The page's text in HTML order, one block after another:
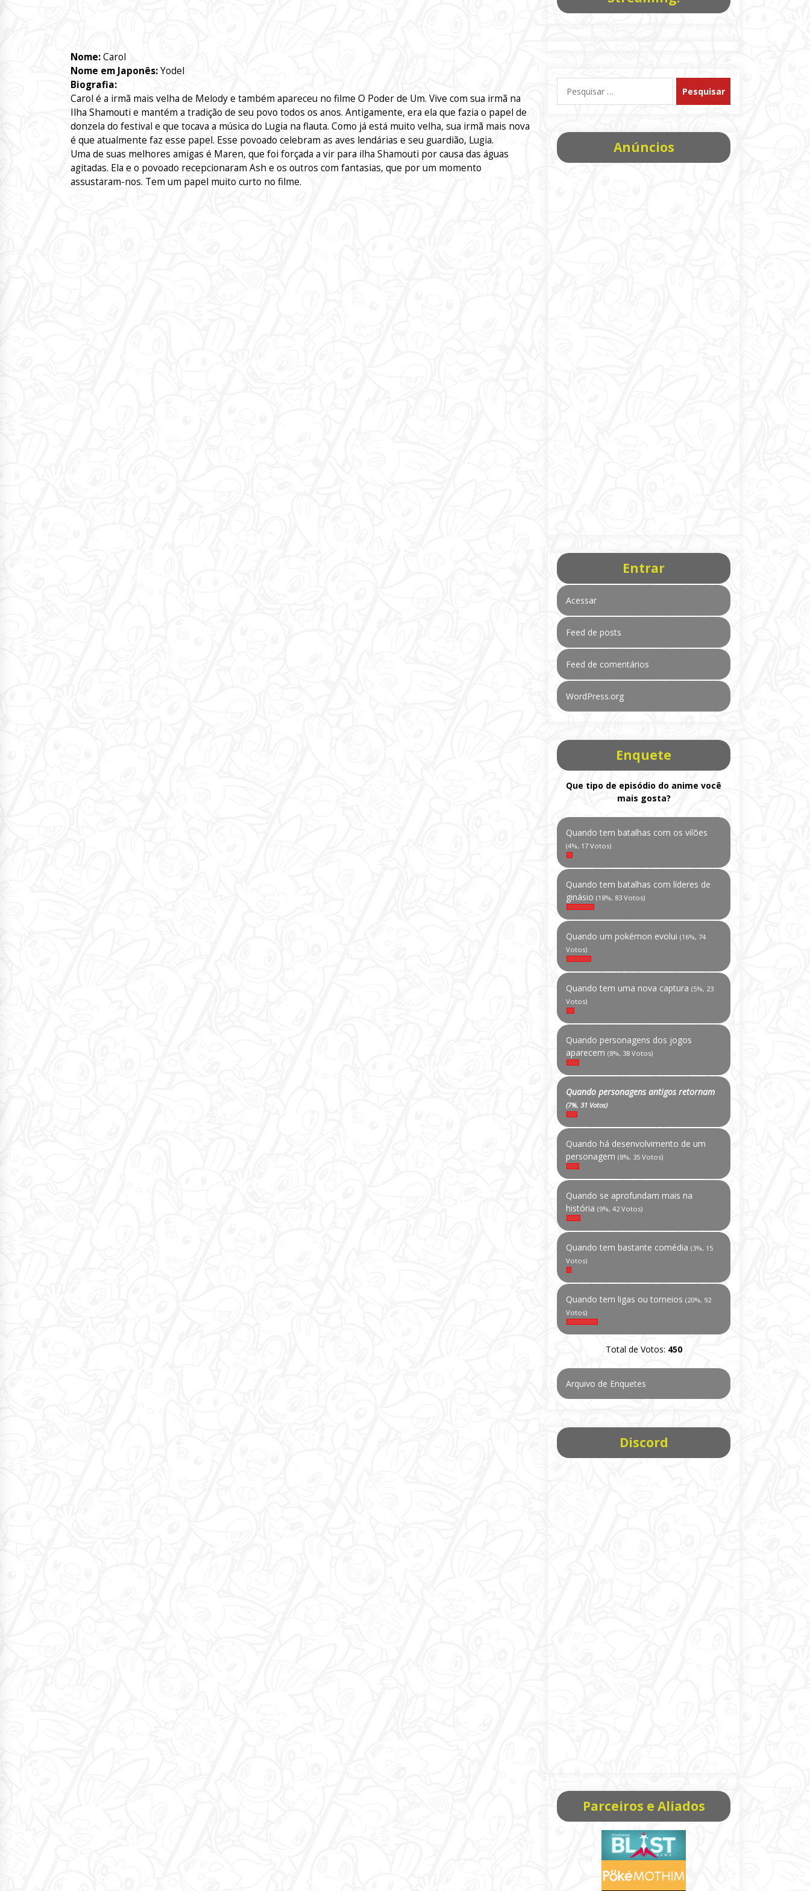
Nome:Carol
Nome em Japonês:Yodel
Biografia:
Carol é a irmã mais velha de Melody e também apareceu no filme O Poder de Um. Vive com sua irmã na
Ilha Shamouti e mantém a tradição de seu povo todos os anos. Antigamente, era ela que fazia o papel de
donzela do festival e que tocava a música do Lugia na flauta. Como já está muito velha, sua irmã mais nova
é que atualmente faz esse papel. Esse povoado celebram as aves lendárias e seu guardião, Lugia.
Uma de suas melhores amigas é Maren, que foi forçada a vir para ilha Shamouti por causa das águas
agitadas. Ela e o povoado recepcionaram Ash e os outros com fantasias, que por um momento
assustaram-nos. Tem um papel muito curto no filme.
por:
Anúncios
Entrar
Acessar
Feed de posts
Feed de comentários
WordPress.org
Enquete
Que tipo de episódio do anime você
mais gosta?
Quando tem batalhas com os vilões
(4%, 17 Votos)
Quando tem batalhas com líderes de
ginásio (18%, 83 Votos)
Quando um pokémon evolui (16%, 74
Votos)
Quando tem uma nova captura (5%, 23
Votos)
Quando personagens dos jogos
aparecem (8%, 38 Votos)
Quando personagens antigos retornam
(7%, 31 Votos)
Quando há desenvolvimento de um
personagem (8%, 35 Votos)
Quando se aprofundam mais na
história (9%, 42 Votos)
Quando tem bastante comédia (3%, 15
Votos)
Quando tem ligas ou torneios (20%, 92
Votos)
Total de Votos: 450
Arquivo de Enquetes
Discord
Parceiros e Aliados